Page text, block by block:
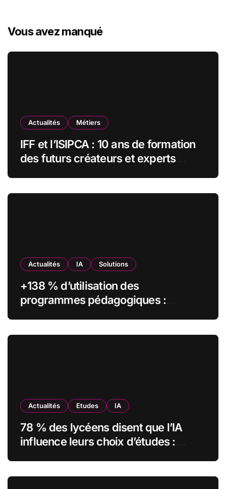
c
e
Vous avez manqué
Actualités Métiers
IFF et l’ISIPCA : 10 ans de formation
des futurs créateurs et experts
Actualités IA Solutions
+138 % d’utilisation des
programmes pédagogiques :
Actualités Etudes IA
78 % des lycéens disent que l’IA
influence leurs choix d’études :